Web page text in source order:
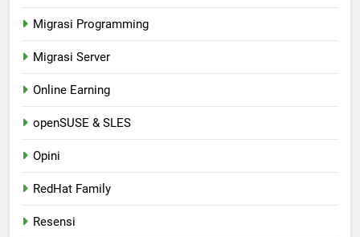
Migrasi Programming
Migrasi Server
Online Earning
openSUSE & SLES
Opini
RedHat Family
Resensi